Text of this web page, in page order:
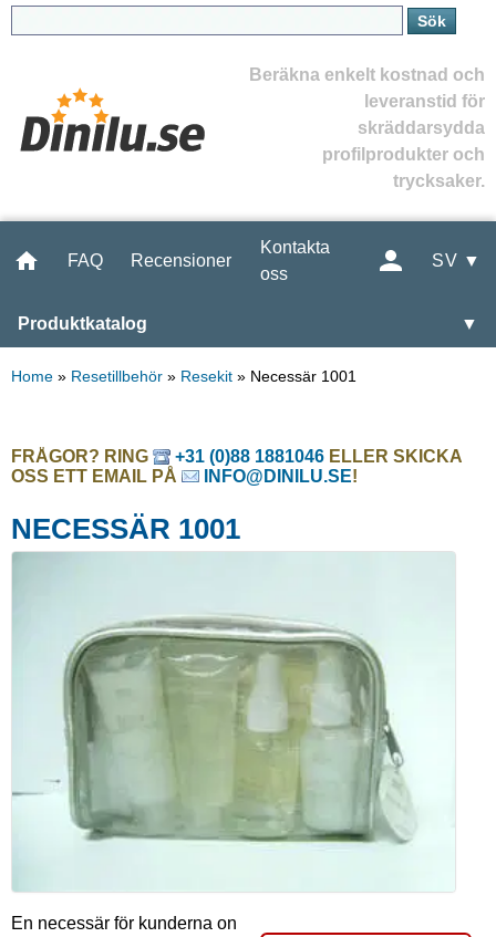
Beräkna enkelt kostnad och
leveranstid för
skräddarsydda
profilprodukter och
trycksaker.
FAQ Recensioner
Kontakta
oss
SV ▼
Produktkatalog ▼
Home » Resetillbehör » Resekit » Necessär 1001
FRÅGOR? RING +31 (0)88 1881046 ELLER SKICKA
OSS ETT EMAIL PÅ
INFO@DINILU.SE!
NECESSÄR 1001
En necessär för kunderna on